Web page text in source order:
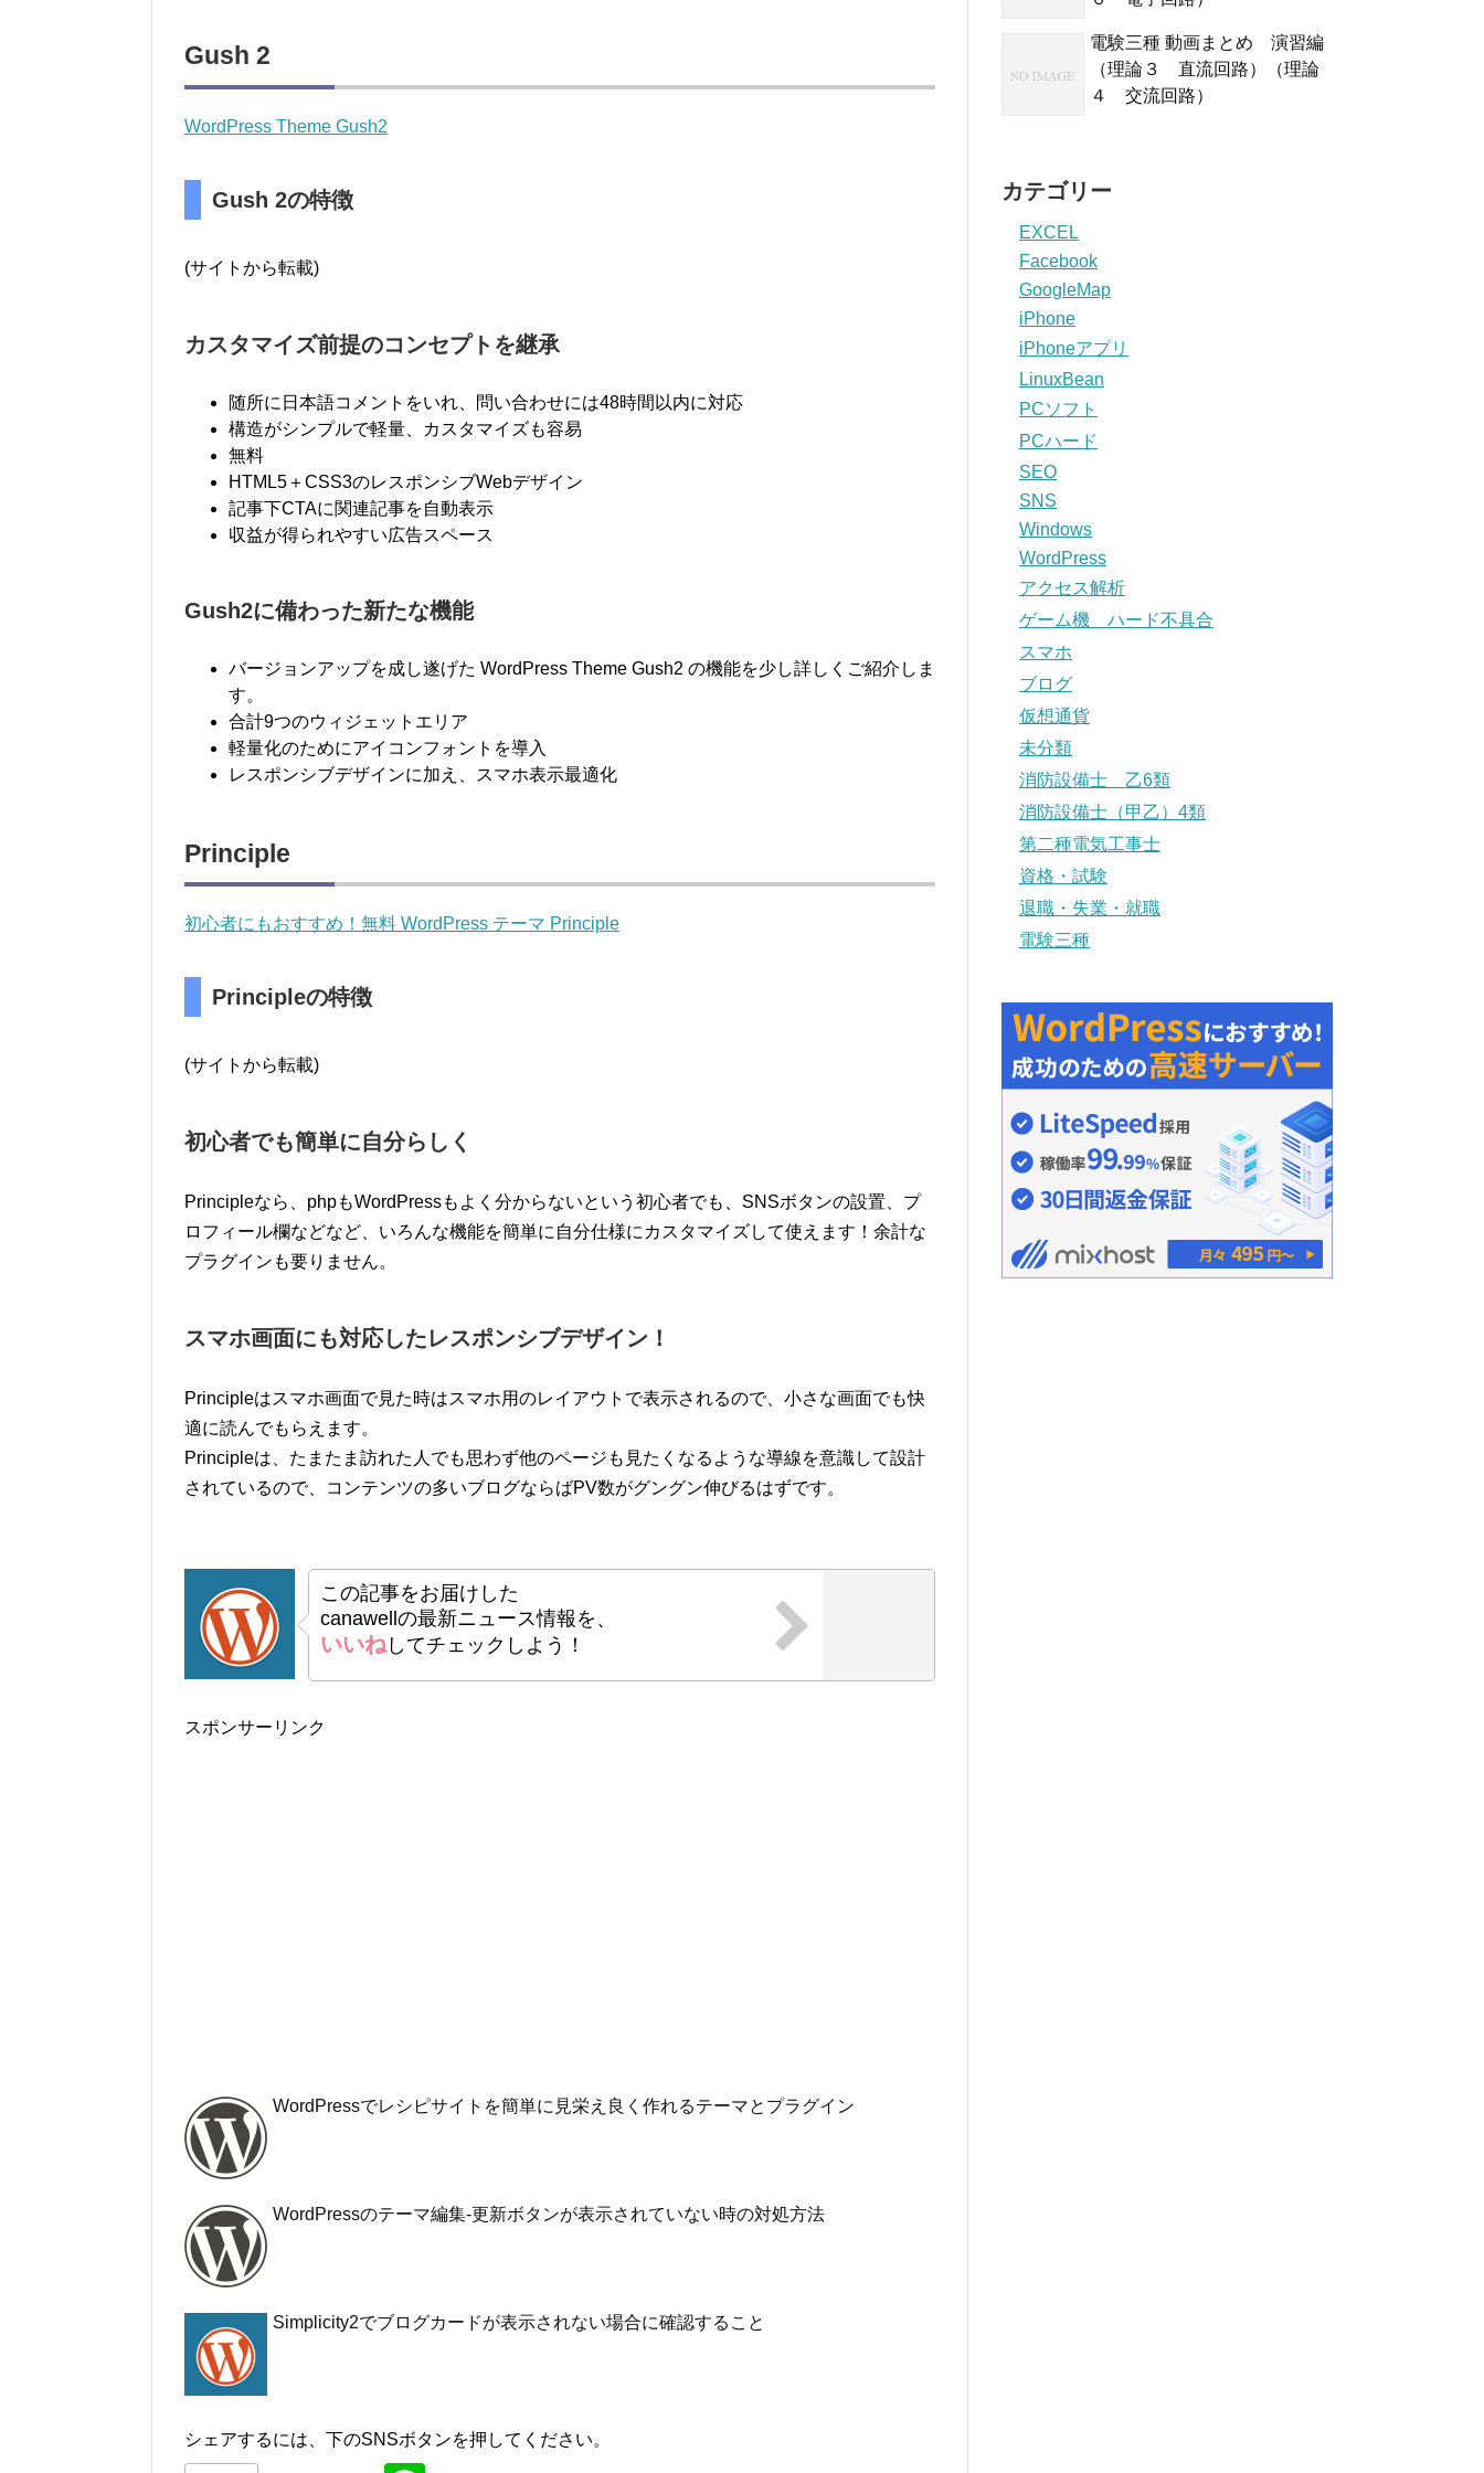
Gush 2
WordPress Theme Gush2
Gush 2の特徴
(サイトから転載)
カスタマイズ前提のコンセプトを継承
随所に日本語コメントをいれ、問い合わせには48時間以内に対応
構造がシンプルで軽量、カスタマイズも容易
無料
HTML5＋CSS3のレスポンシブWebデザイン
記事下CTAに関連記事を自動表示
収益が得られやすい広告スペース
Gush2に備わった新たな機能
バージョンアップを成し遂げた WordPress Theme Gush2 の機能を少し詳しくご紹介しま
す。
合計9つのウィジェットエリア
軽量化のためにアイコンフォントを導入
レスポンシブデザインに加え、スマホ表示最適化
Principle
初心者にもおすすめ！無料 WordPress テーマ Principle
Principleの特徴
(サイトから転載)
初心者でも簡単に自分らしく
Principleなら、phpもWordPressもよく分からないという初心者でも、SNSボタンの設置、プ
ロフィール欄などなど、いろんな機能を簡単に自分仕様にカスタマイズして使えます！余計な
プラグインも要りません。
スマホ画面にも対応したレスポンシブデザイン！
Principleはスマホ画面で見た時はスマホ用のレイアウトで表示されるので、小さな画面でも快
適に読んでもらえます。
Principleは、たまたま訪れた人でも思わず他のページも見たくなるような導線を意識して設計
されているので、コンテンツの多いブログならばPV数がグングン伸びるはずです。
この記事をお届けした
canawellの最新ニュース情報を、
いいねしてチェックしよう！
スポンサーリンク
WordPressでレシピサイトを簡単に見栄え良く作れるテーマとプラグイン
WordPressのテーマ編集-更新ボタンが表示されていない時の対処方法
Simplicity2でブログカードが表示されない場合に確認すること
シェアするには、下のSNSボタンを押してください。
電験三種 動画まとめ 演習編
（理論３ 直流回路）（理論
４ 交流回路）
カテゴリー
EXCEL
Facebook
GoogleMap
iPhone
iPhoneアプリ
LinuxBean
PCソフト
PCハード
SEO
SNS
Windows
WordPress
アクセス解析
ゲーム機 ハード不具合
スマホ
ブログ
仮想通貨
未分類
消防設備士 乙6類
消防設備士（甲乙）4類
第二種電気工事士
資格・試験
退職・失業・就職
電験三種